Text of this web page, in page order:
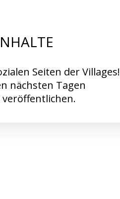
Seiten der Villages!
nächsten Tagen